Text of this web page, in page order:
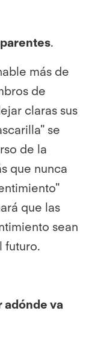
.
más de
de
claras sus
se
de la
que nunca
que las
sean
futuro.
adónde va